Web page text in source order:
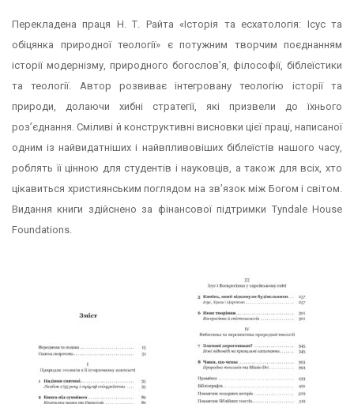
Перекладена праця Н. Т. Райта «Історія та есхатологія: Ісус та
обіцянка природної теології» є потужним творчим поєднанням
історії модернізму, природного богослов’я, філософії, біблеїстики
та теології. Автор розвиває інтегровану теологію історії та
природи, долаючи хибні стратегії, які призвели до їхнього
роз’єднання. Сміливі й конструктивні висновки цієї праці, написаної
одним із найвидатніших і найвпливовіших біблеїстів нашого часу,
роблять її цінною для студентів і науковців, а також для всіх, хто
цікавиться християнським поглядом на зв’язок між Богом і світом.
Видання книги здійснено за фінансової підтримки Tyndale House
Foundations.